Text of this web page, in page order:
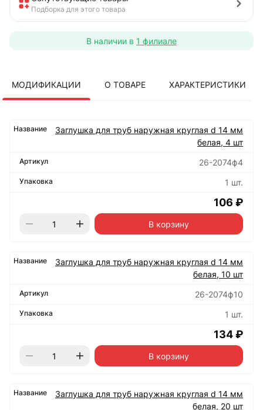
Подборка для этого товара
В наличии в 1 филиале
МОДИФИКАЦИИ О ТОВАРЕ ХАРАКТЕРИСТИКИ
Заглушка для труб наружная круглая d 14 мм
белая, 4 шт
26-2074ф4
1 шт.
106 ₽
В корзину
Заглушка для труб наружная круглая d 14 мм
белая, 10 шт
26-2074ф10
1 шт.
134 ₽
В корзину
Заглушка для труб наружная круглая d 14 мм
белая, 20 шт